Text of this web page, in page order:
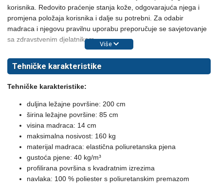
korisnika. Redovito praćenje stanja kože, odgovarajuća njega i
promjena položaja korisnika i dalje su potrebni. Za odabir
madraca i njegovu pravilnu uporabu preporučuje se savjetovanje
sa zdravstvenim djelatnikom.
Više
Tehničke karakteristike
Tehničke karakteristike:
duljina ležajne površine: 200 cm
širina ležajne površine: 85 cm
visina madraca: 14 cm
maksimalna nosivost: 160 kg
materijal madraca: elastična poliuretanska pjena
gustoća pjene: 40 kg/m³
profilirana površina s kvadratnim izrezima
navlaka: 100 % poliester s poliuretanskim premazom